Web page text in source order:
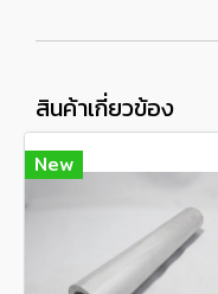
สินค้าเกี่ยวข้อง
New